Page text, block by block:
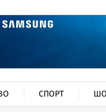
СПОРТ